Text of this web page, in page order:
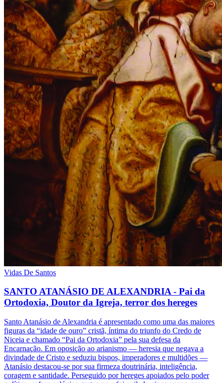
Vidas De Santos
SANTO ATANÁSIO DE ALEXANDRIA - Pai da
Ortodoxia, Doutor da Igreja, terror dos hereges
Santo Atanásio de Alexandria é apresentado como uma das maiores
figuras da “idade de ouro” cristã, íntima do triunfo do Credo de
Niceia e chamado “Pai da Ortodoxia” pela sua defesa da
Encarnação. Em oposição ao arianismo — heresia que negava a
divindade de Cristo e seduziu bispos, imperadores e multidões —
Atanásio destacou-se por sua firmeza doutrinária, inteligência,
coragem e santidade. Perseguido por hereges apoiados pelo poder